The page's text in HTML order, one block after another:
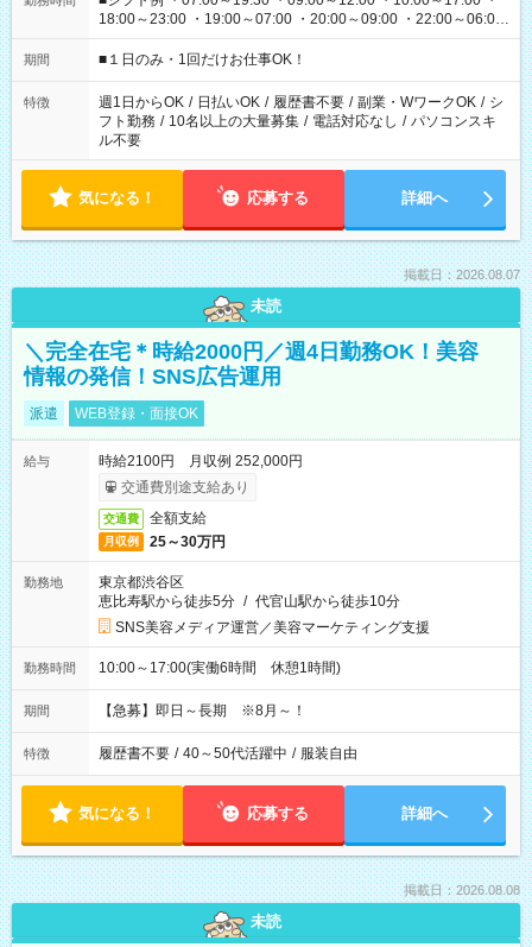
18:00～23:00 ・19:00～07:00 ・20:00～09:00 ・22:00～06:00
etc ★最短で3時間で5,120円のお仕事から 15時間で2万円近く稼
げるお仕事も！ ご希望のお時間に合わせてご紹介！ ※シフトは
ください！
期間 ■１日のみ・1回だけお仕事OK！
特徴 週1日からOK / 日払いOK / 履歴書不要 / 副業・WワークOK / シ
フト勤務 / 10名以上の大量募集 / 電話対応なし / パソコンスキ
ル不要
気になる！ 応募する 詳細へ
掲載日：2026.08.07
未読
＼完全在宅＊時給2000円／週4日勤務OK！美容
情報の発信！SNS広告運用
派遣 WEB登録・面接OK
給与
時給2100円 月収例 252,000円
交通費別途支給あり
交通費 全額支給
月収例 25～30万円
勤務地
東京都渋谷区
恵比寿駅から徒歩5分 / 代官山駅から徒歩10分
SNS美容メディア運営／美容マーケティング支援
勤務時間 10:00～17:00(実働6時間 休憩1時間)
期間 【急募】即日～長期 ※8月～！
特徴 履歴書不要 / 40～50代活躍中 / 服装自由
気になる！ 応募する 詳細へ
掲載日：2026.08.08
未読